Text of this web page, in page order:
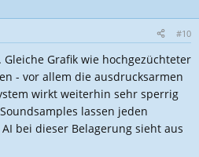
#10
Gleiche Grafik wie hochgezüchteter
- vor allem die ausdrucksarmen
wirkt weiterhin sehr sperrig
lassen jeden
bei dieser Belagerung sieht aus